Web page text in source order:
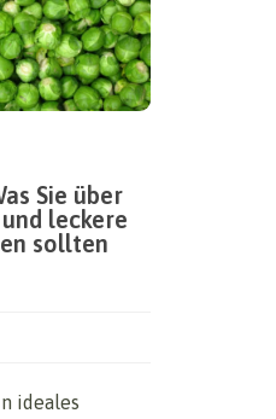
Sie über
leckere
sollten
ideales